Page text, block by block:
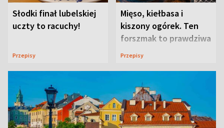
Słodki finał lubelskiej
uczty to racuchy!
Przepisy
Mięso, kiełbasa i
kiszony ogórek. Ten
forszmak to prawdziwa
uczta
Przepisy